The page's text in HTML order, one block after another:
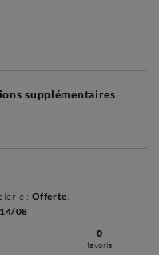
supplémentaires
: Offerte.
14/08
0
favoris